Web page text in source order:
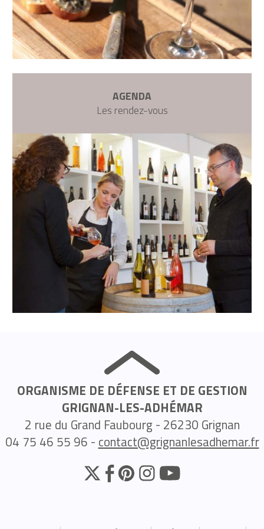
AGENDA
Les rendez-vous
ORGANISME DE DÉFENSE ET DE GESTION
GRIGNAN-LES-ADHÉMAR
2 rue du Grand Faubourg - 26230 Grignan
04 75 46 55 96 - contact@grignanlesadhemar.fr